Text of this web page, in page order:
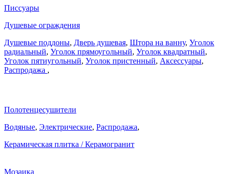
Писсуары
Душевые ограждения
Душевые поддоны, Дверь душевая, Штора на ванну, Уголок
радиальный, Уголок прямоугольный, Уголок квадратный,
Уголок пятиугольный, Уголок пристенный, Аксессуары,
Распродажа ,
Полотенцесушители
Водяные, Электрические, Распродажа,
Керамическая плитка / Керамогранит
Мозаика